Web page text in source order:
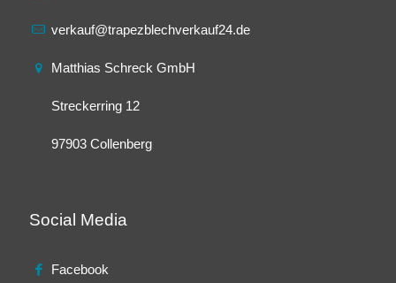
verkauf@trapezblechverkauf24.de
Matthias Schreck GmbH
Streckerring 12
97903 Collenberg
Social Media
Facebook